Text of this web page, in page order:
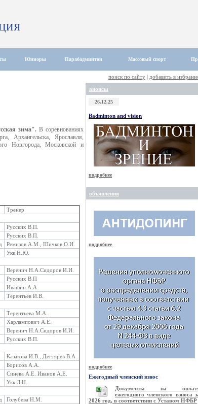
Юниоры Парабадминтон Массовый спорт
поиск по сайту | добавить в
зима".В соревнованиях
Архангельска, Ярославля,
Новгорода, Московской и
Тренер
Русских В.П.
Русских В.П.
Ремизов А.М., Шичков О.И.
Укк Н.Ю.
Веренич Н.А.Сидоров И.И.
Русских В.П
Ивашин А.А.
Терентьев И.В.
Терентьева М.А.
Харлампович А.Е.
Веренич Н.А.Сидоров И.И.
Русских В.П.
Казакова И.В., Дегтярев В.А.
Борисов А.А.
Синева А.Е. Иванов А.Е.
Укк Л.Н.
Голубева Н.М.
анонсы
26.12.25
Badminton and vision
подробнее
объявления
подробнее
подробнее
Ежегодный членский взнос
Документы на
ежегодного членского взноса
2026 год, в соответствии с Уставом НФБР